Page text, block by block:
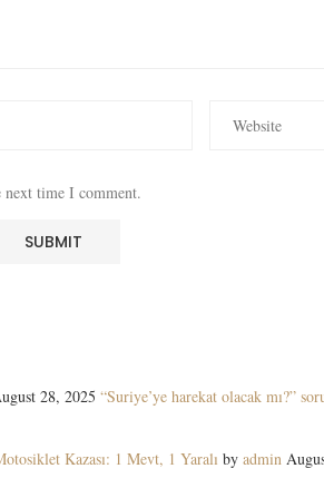
next time I comment.
28, 2025 “Suriye’ye harekat olacak mı?”
Kazası: 1 Mevt, 1 Yaralı by admin